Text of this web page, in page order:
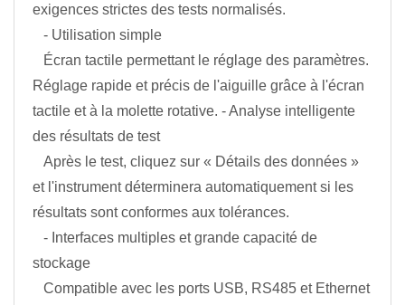
exigences strictes des tests normalisés.
- Utilisation simple
Écran tactile permettant le réglage des paramètres.
Réglage rapide et précis de l'aiguille grâce à l'écran
tactile et à la molette rotative. - Analyse intelligente
des résultats de test
Après le test, cliquez sur « Détails des données »
et l'instrument déterminera automatiquement si les
résultats sont conformes aux tolérances.
- Interfaces multiples et grande capacité de
stockage
Compatible avec les ports USB, RS485 et Ethernet